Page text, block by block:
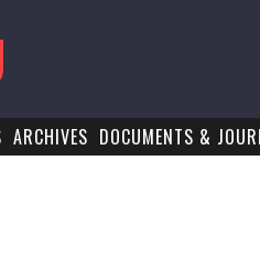
ARCHIVES DOCUMENTS &